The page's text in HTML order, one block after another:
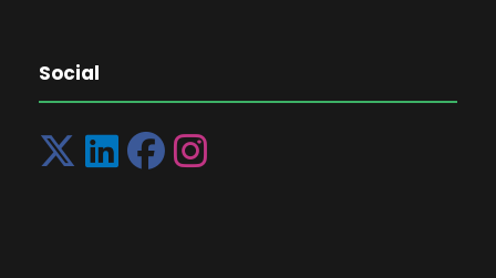
Social